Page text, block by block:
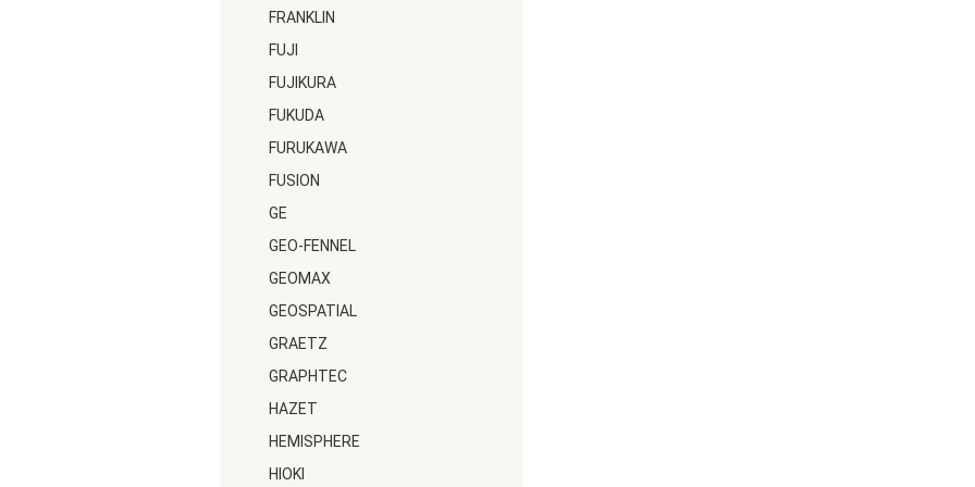
FRANKLIN
FUJI
FUJIKURA
FUKUDA
FURUKAWA
FUSION
GE
GEO-FENNEL
GEOMAX
GEOSPATIAL
GRAETZ
GRAPHTEC
HAZET
HEMISPHERE
HIOKI